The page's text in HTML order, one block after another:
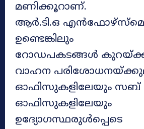
മണിക്കൂറാണ്.
ആർ.ടി.ഒ
ഉണ്ടെങ്കിലും
റോഡപകടങ്ങൾ
വാഹന
ഓഫിസുകളിലേയും സബ്
ഓഫിസുകളിലേയും
ഉദ്യോഗസ്ഥരുൾപ്പെടെ